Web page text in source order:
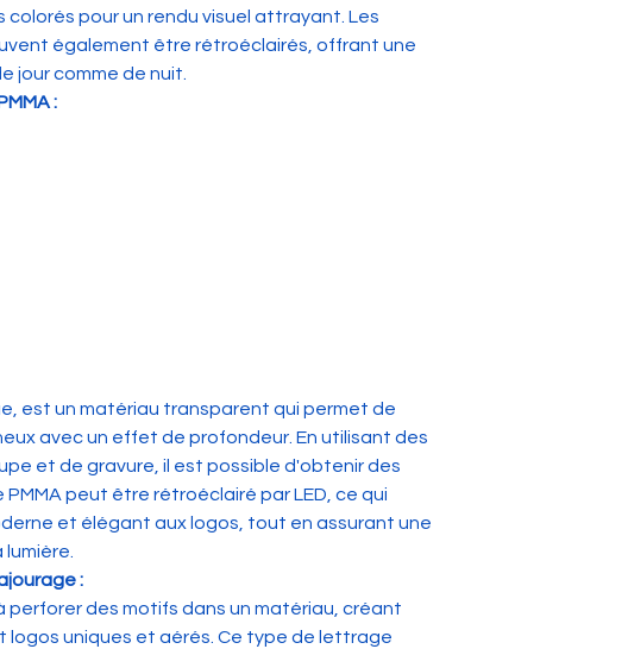
colorés pour un rendu visuel attrayant. Les
également être rétroéclairés, offrant une
jour comme de nuit.
:
est un matériau transparent qui permet de
avec un effet de profondeur. En utilisant des
et de gravure, il est possible d'obtenir des
peut être rétroéclairé par LED, ce qui
et élégant aux logos, tout en assurant une
lumière.
:
perforer des motifs dans un matériau, créant
logos uniques et aérés. Ce type de lettrage